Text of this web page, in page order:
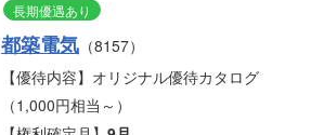
長期優遇あり
都築電気 （8157）
【優待内容】オリジナル優待カタログ
（1,000円相当～）